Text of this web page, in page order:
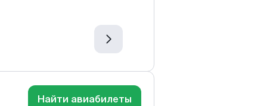
Найти авиабилеты